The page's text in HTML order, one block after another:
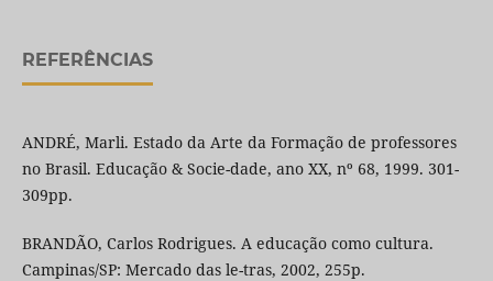
REFERÊNCIAS
ANDRÉ, Marli. Estado da Arte da Formação de professores
no Brasil. Educação & Socie-dade, ano XX, nº 68, 1999. 301-
309pp.
BRANDÃO, Carlos Rodrigues. A educação como cultura.
Campinas/SP: Mercado das le-tras, 2002, 255p.